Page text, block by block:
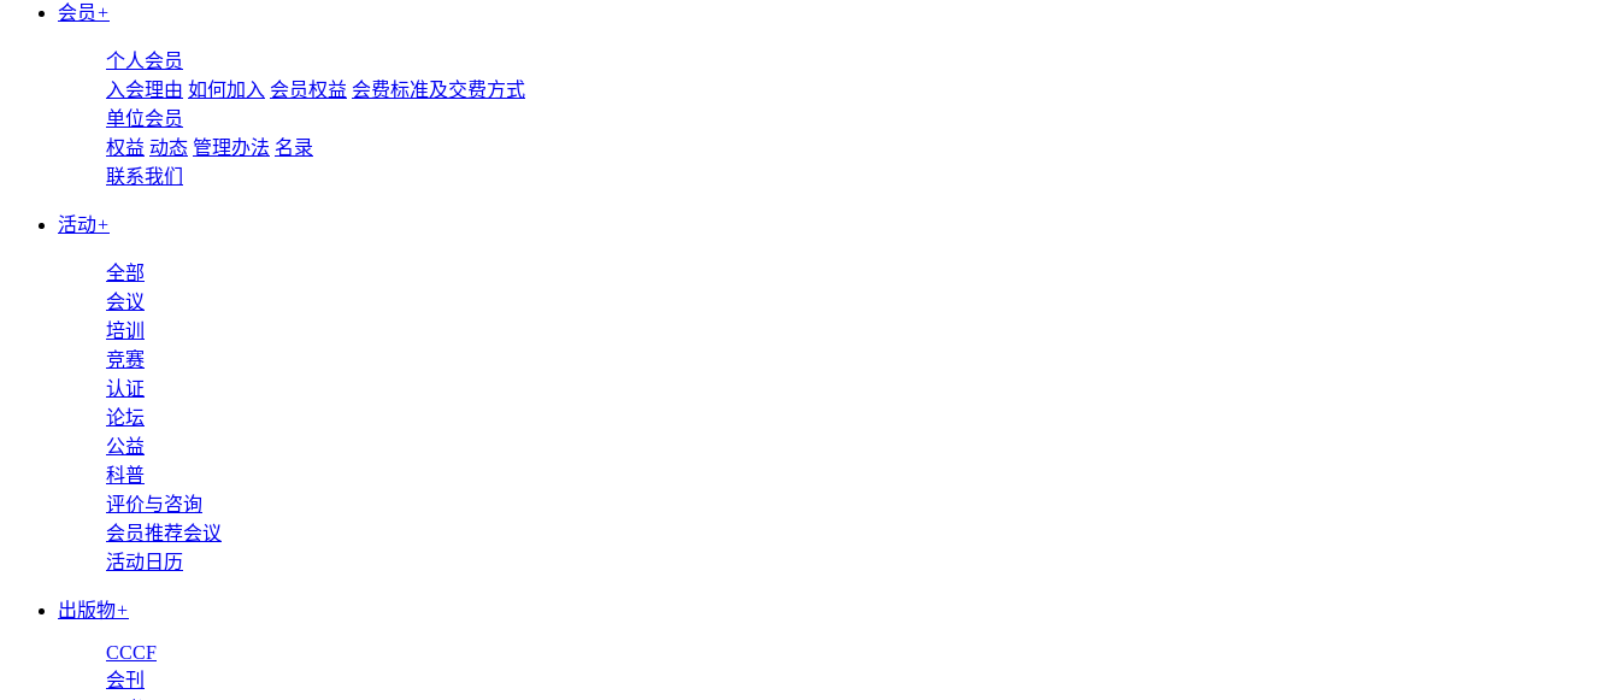
会员+
个人会员
入会理由 如何加入 会员权益 会费标准及交费方式
单位会员
权益 动态 管理办法 名录
联系我们
活动+
全部
会议
培训
竞赛
认证
论坛
公益
科普
评价与咨询
会员推荐会议
活动日历
出版物+
CCCF
会刊